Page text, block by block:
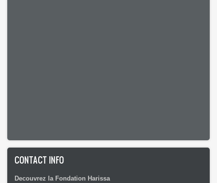
CONTACT INFO
Decouvrez la Fondation Harissa